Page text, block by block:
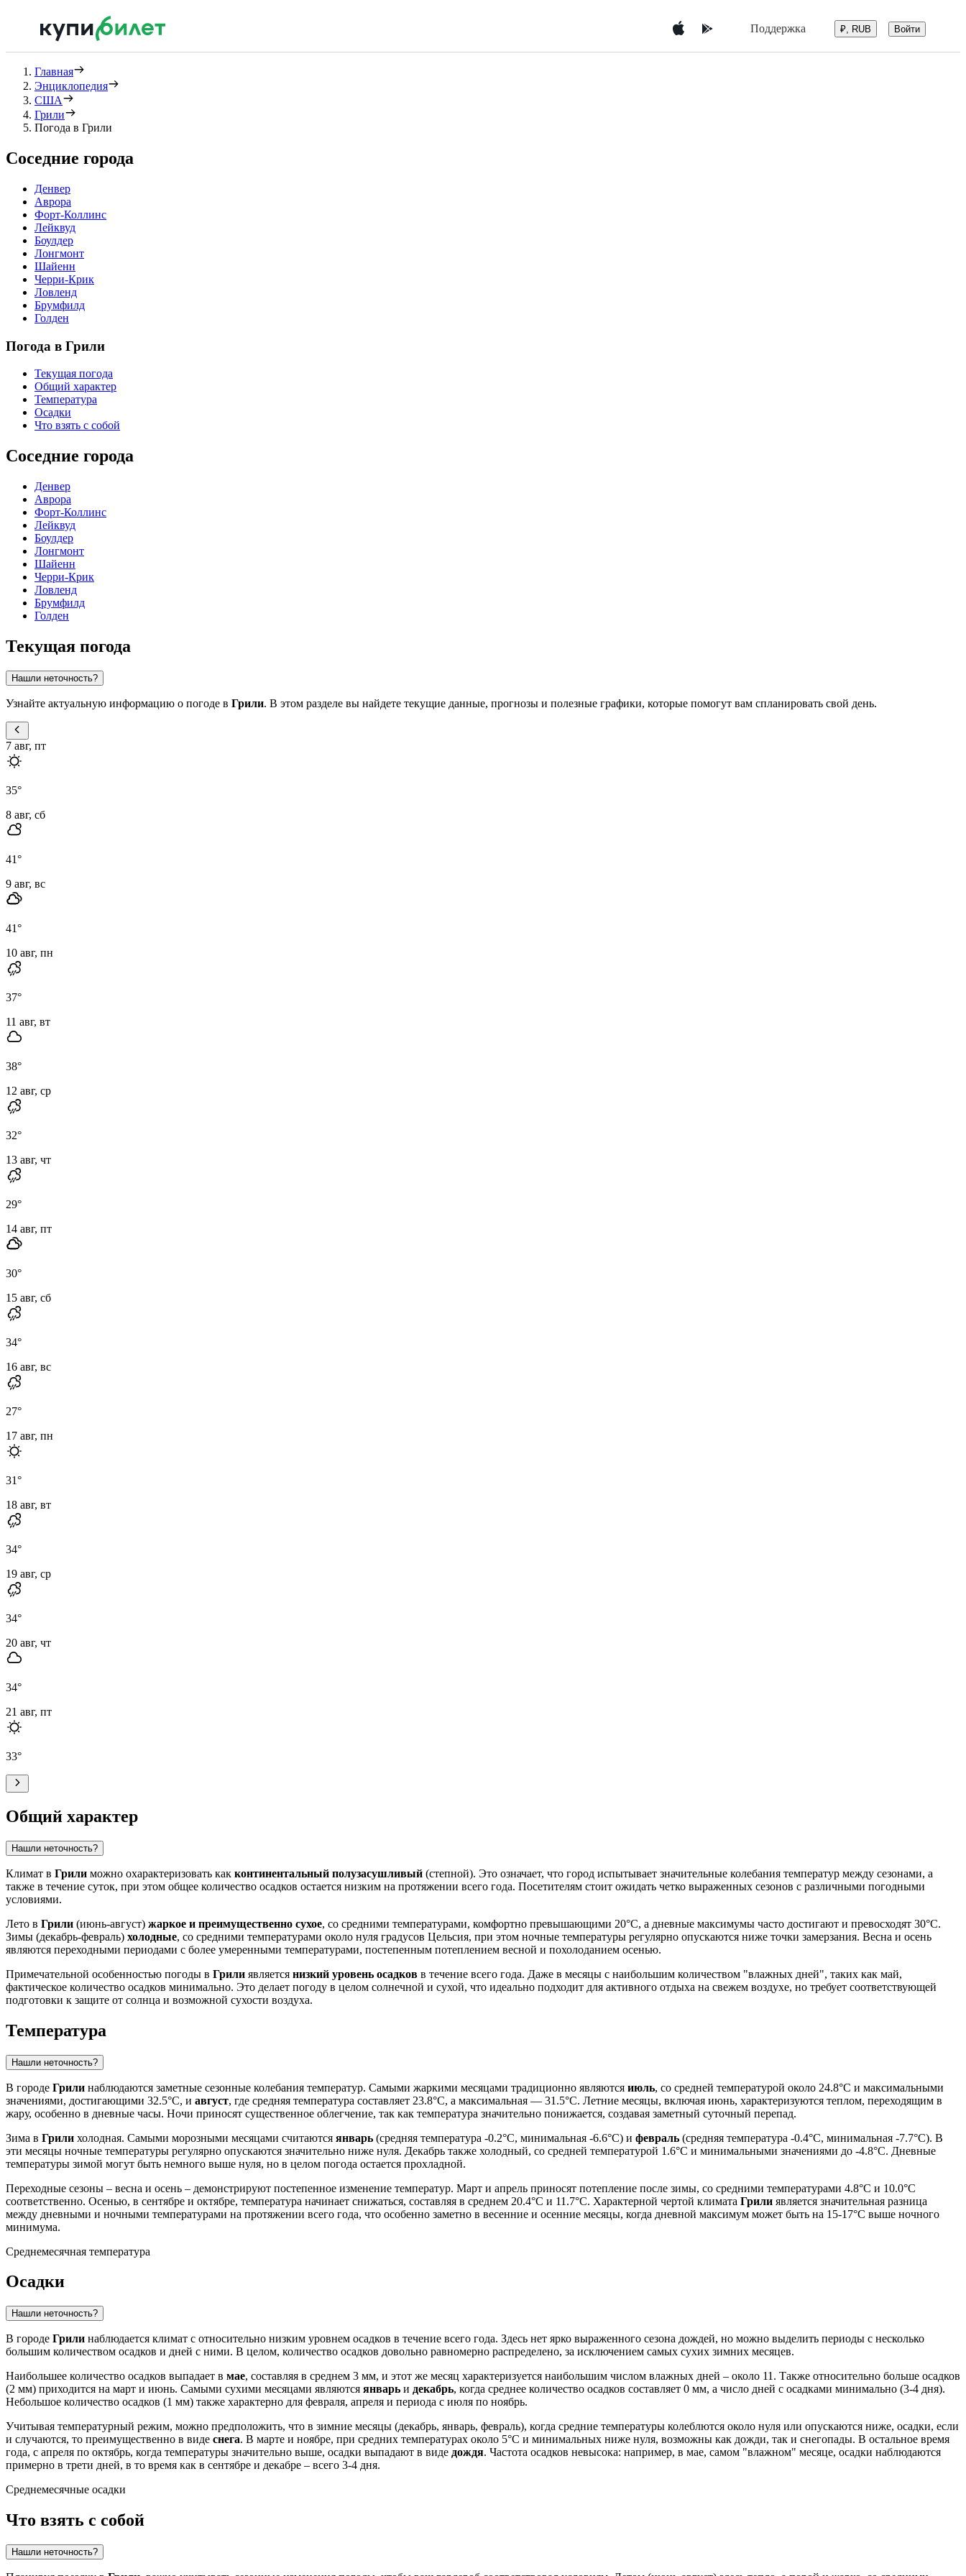
Поддержка ₽, RUB Войти
Главная
Энциклопедия
США
Грили
Погода в Грили
Соседние города
Денвер
Аврора
Форт-Коллинс
Лейквуд
Боулдер
Лонгмонт
Шайенн
Черри-Крик
Ловленд
Брумфилд
Голден
Погода в Грили
Текущая погода
Общий характер
Температура
Осадки
Что взять с собой
Соседние города
Денвер
Аврора
Форт-Коллинс
Лейквуд
Боулдер
Лонгмонт
Шайенн
Черри-Крик
Ловленд
Брумфилд
Голден
Текущая погода
Нашли неточность?
Узнайте актуальную информацию о погоде в Грили. В этом разделе вы найдете текущие данные, прогнозы и полезные графики, которые помогут вам спланировать свой день.
7 авг, пт
35°
8 авг, сб
41°
9 авг, вс
41°
10 авг, пн
37°
11 авг, вт
38°
12 авг, ср
32°
13 авг, чт
29°
14 авг, пт
30°
15 авг, сб
34°
16 авг, вс
27°
17 авг, пн
31°
18 авг, вт
34°
19 авг, ср
34°
20 авг, чт
34°
21 авг, пт
33°
Общий характер
Нашли неточность?
Климат в Грили можно охарактеризовать как континентальный полузасушливый (степной). Это означает, что город испытывает значительные колебания температур между сезонами, а
также в течение суток, при этом общее количество осадков остается низким на протяжении всего года. Посетителям стоит ожидать четко выраженных сезонов с различными погодными
условиями.
Лето в Грили (июнь-август) жаркое и преимущественно сухое, со средними температурами, комфортно превышающими 20°C, а дневные максимумы часто достигают и превосходят 30°C.
Зимы (декабрь-февраль) холодные, со средними температурами около нуля градусов Цельсия, при этом ночные температуры регулярно опускаются ниже точки замерзания. Весна и осень
являются переходными периодами с более умеренными температурами, постепенным потеплением весной и похолоданием осенью.
Примечательной особенностью погоды в Грили является низкий уровень осадков в течение всего года. Даже в месяцы с наибольшим количеством "влажных дней", таких как май,
фактическое количество осадков минимально. Это делает погоду в целом солнечной и сухой, что идеально подходит для активного отдыха на свежем воздухе, но требует соответствующей
подготовки к защите от солнца и возможной сухости воздуха.
Температура
Нашли неточность?
В городе Грили наблюдаются заметные сезонные колебания температур. Самыми жаркими месяцами традиционно являются июль, со средней температурой около 24.8°C и максимальными
значениями, достигающими 32.5°C, и август, где средняя температура составляет 23.8°C, а максимальная — 31.5°C. Летние месяцы, включая июнь, характеризуются теплом, переходящим в
жару, особенно в дневные часы. Ночи приносят существенное облегчение, так как температура значительно понижается, создавая заметный суточный перепад.
Зима в Грили холодная. Самыми морозными месяцами считаются январь (средняя температура -0.2°C, минимальная -6.6°C) и февраль (средняя температура -0.4°C, минимальная -7.7°C). В
эти месяцы ночные температуры регулярно опускаются значительно ниже нуля. Декабрь также холодный, со средней температурой 1.6°C и минимальными значениями до -4.8°C. Дневные
температуры зимой могут быть немного выше нуля, но в целом погода остается прохладной.
Переходные сезоны – весна и осень – демонстрируют постепенное изменение температур. Март и апрель приносят потепление после зимы, со средними температурами 4.8°C и 10.0°C
соответственно. Осенью, в сентябре и октябре, температура начинает снижаться, составляя в среднем 20.4°C и 11.7°C. Характерной чертой климата Грили является значительная разница
между дневными и ночными температурами на протяжении всего года, что особенно заметно в весенние и осенние месяцы, когда дневной максимум может быть на 15-17°C выше ночного
минимума.
Среднемесячная температура
Осадки
Нашли неточность?
В городе Грили наблюдается климат с относительно низким уровнем осадков в течение всего года. Здесь нет ярко выраженного сезона дождей, но можно выделить периоды с несколько
большим количеством осадков и дней с ними. В целом, количество осадков довольно равномерно распределено, за исключением самых сухих зимних месяцев.
Наибольшее количество осадков выпадает в мае, составляя в среднем 3 мм, и этот же месяц характеризуется наибольшим числом влажных дней – около 11. Также относительно больше осадков
(2 мм) приходится на март и июнь. Самыми сухими месяцами являются январь и декабрь, когда среднее количество осадков составляет 0 мм, а число дней с осадками минимально (3-4 дня).
Небольшое количество осадков (1 мм) также характерно для февраля, апреля и периода с июля по ноябрь.
Учитывая температурный режим, можно предположить, что в зимние месяцы (декабрь, январь, февраль), когда средние температуры колеблются около нуля или опускаются ниже, осадки, если
и случаются, то преимущественно в виде снега. В марте и ноябре, при средних температурах около 5°C и минимальных ниже нуля, возможны как дожди, так и снегопады. В остальное время
года, с апреля по октябрь, когда температуры значительно выше, осадки выпадают в виде дождя. Частота осадков невысока: например, в мае, самом "влажном" месяце, осадки наблюдаются
примерно в трети дней, в то время как в сентябре и декабре – всего 3-4 дня.
Среднемесячные осадки
Что взять с собой
Нашли неточность?